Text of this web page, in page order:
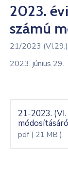
Kultúra
Keresés
2023.
számú
21/2023 (VI.29.)
2023. június 29.
21-2023.
pdf ( 21 MB )